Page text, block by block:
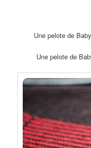
Une pelote de
Une pelote de